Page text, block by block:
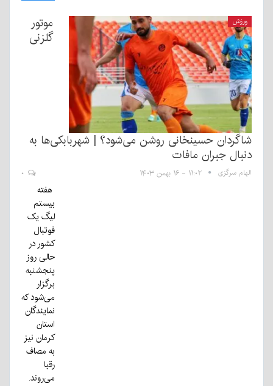
ورزش
موتور
گلزنی
شاگردان حسینخانی روشن می‌شود؟ | شهربابکی‌ها به
دنبال جبران مافات
الهام سرگزی ۱۱:۰۲ - ۱۶ بهمن ۱۴۰۳
هفته
بیستم
لیگ یک
فوتبال
کشور در
حالی روز
پنجشنبه
برگزار
می‌شود که
نمایندگان
استان
کرمان نیز
به مصاف
رقبا
می‌روند.